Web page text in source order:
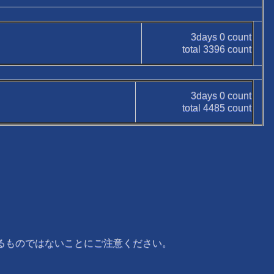
3days 0count
total 3396count
3days 0count
total 4485count
のではないことにご注意ください。